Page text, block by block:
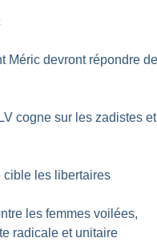
Méric devront répondre
cogne sur les zadistes et
cible les libertaires
les femmes voilées,
radicale et unitaire